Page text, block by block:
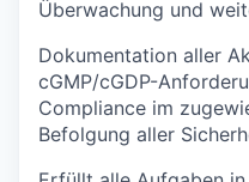
Überwachung und
Dokumentation aller
cGMP/cGDP-
Compliance im
Befolgung aller